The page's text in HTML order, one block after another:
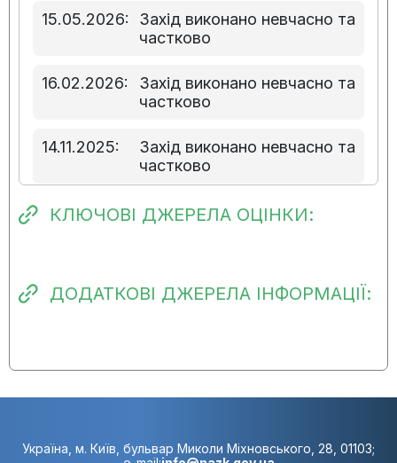
15.05.2026:
Захід виконано невчасно та
частково
16.02.2026:
Захід виконано невчасно та
частково
14.11.2025:
Захід виконано невчасно та
частково
07.08.2025: Захід не виконано
КЛЮЧОВІ ДЖЕРЕЛА ОЦІНКИ:
ДОДАТКОВІ ДЖЕРЕЛА ІНФОРМАЦІЇ:
Україна, м. Київ, бульвар Миколи Міхновського, 28, 01103;